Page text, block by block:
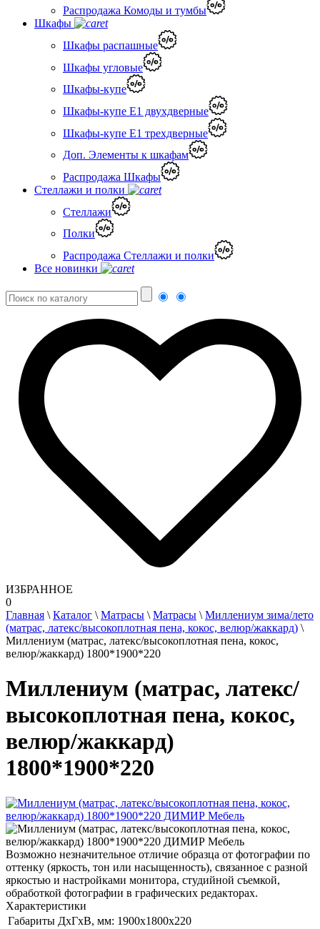
Распродажа Комоды и тумбы
Шкафы
Шкафы распашные
Шкафы угловые
Шкафы-купе
Шкафы-купе Е1 двухдверные
Шкафы-купе Е1 трехдверные
Доп. Элементы к шкафам
Распродажа Шкафы
Стеллажи и полки
Стеллажи
Полки
Распродажа Стеллажи и полки
Все новинки
ИЗБРАННОЕ
0
Главная \ Каталог \ Матрасы \ Матрасы \ Миллениум зима/лето
(матрас, латекс/высокоплотная пена, кокос, велюр/жаккард) \
Миллениум (матрас, латекс/высокоплотная пена, кокос,
велюр/жаккард) 1800*1900*220
Миллениум (матрас, латекс/
высокоплотная пена, кокос,
велюр/жаккард)
1800*1900*220
Возможно незначительное отличие образца от фотографии по
оттенку (яркость, тон или насыщенность), связанное с разной
яркостью и настройками монитора, студийной съемкой,
обработкой фотографии в графических редакторах.
Характеристики
Габариты ДхГхВ, мм: 1900x1800x220